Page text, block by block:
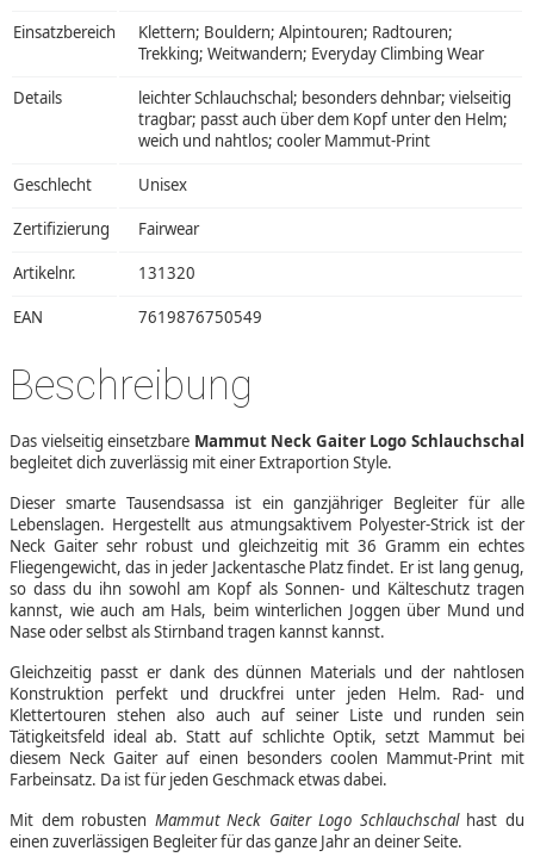
Einsatzbereich
Klettern; Bouldern; Alpintouren; Radtouren;
Trekking; Weitwandern; Everyday Climbing Wear
Details
leichter Schlauchschal; besonders dehnbar; vielseitig
tragbar; passt auch über dem Kopf unter den Helm;
weich und nahtlos; cooler Mammut-Print
Geschlecht Unisex
Zertifizierung Fairwear
Artikelnr. 131320
EAN 7619876750549
Beschreibung
Das vielseitig einsetzbare Mammut Neck Gaiter Logo Schlauchschal
begleitet dich zuverlässig mit einer Extraportion Style.
Dieser smarte Tausendsassa ist ein ganzjähriger Begleiter für alle
Lebenslagen. Hergestellt aus atmungsaktivem Polyester-Strick ist der
Neck Gaiter sehr robust und gleichzeitig mit 36 Gramm ein echtes
Fliegengewicht, das in jeder Jackentasche Platz findet. Er ist lang genug,
so dass du ihn sowohl am Kopf als Sonnen- und Kälteschutz tragen
kannst, wie auch am Hals, beim winterlichen Joggen über Mund und
Nase oder selbst als Stirnband tragen kannst kannst.
Gleichzeitig passt er dank des dünnen Materials und der nahtlosen
Konstruktion perfekt und druckfrei unter jeden Helm. Rad- und
Klettertouren stehen also auch auf seiner Liste und runden sein
Tätigkeitsfeld ideal ab. Statt auf schlichte Optik, setzt Mammut bei
diesem Neck Gaiter auf einen besonders coolen Mammut-Print mit
Farbeinsatz. Da ist für jeden Geschmack etwas dabei.
Mit dem robusten Mammut Neck Gaiter Logo Schlauchschalhast du
einen zuverlässigen Begleiter für das ganze Jahr an deiner Seite.